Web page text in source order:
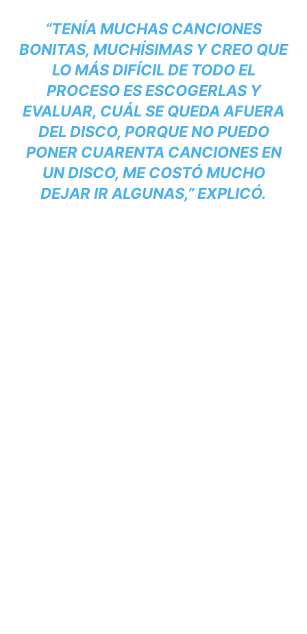
“TENÍA MUCHAS CANCIONES
BONITAS, MUCHÍSIMAS Y CREO QUE
LO MÁS DIFÍCIL DE TODO EL
PROCESO ES ESCOGERLAS Y
EVALUAR, CUÁL SE QUEDA AFUERA
DEL DISCO, PORQUE NO PUEDO
PONER CUARENTA CANCIONES EN
UN DISCO, ME COSTÓ MUCHO
DEJAR IR ALGUNAS,” EXPLICÓ.